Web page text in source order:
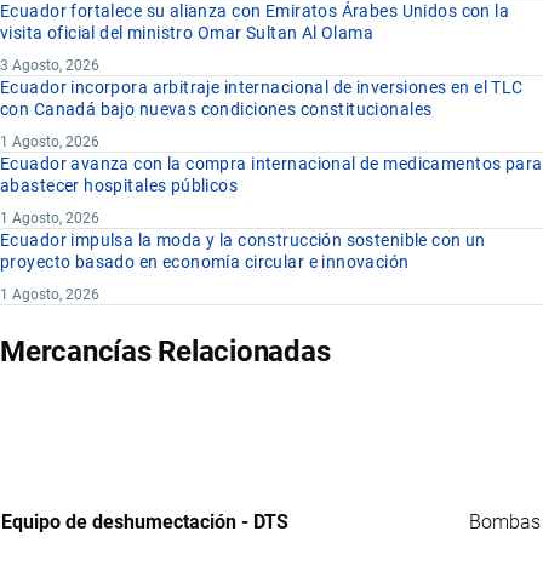
Ecuador fortalece su alianza con Emiratos Árabes Unidos con la
visita oficial del ministro Omar Sultan Al Olama
3 Agosto, 2026
Ecuador incorpora arbitraje internacional de inversiones en el TLC
con Canadá bajo nuevas condiciones constitucionales
1 Agosto, 2026
Ecuador avanza con la compra internacional de medicamentos para
abastecer hospitales públicos
1 Agosto, 2026
Ecuador impulsa la moda y la construcción sostenible con un
proyecto basado en economía circular e innovación
1 Agosto, 2026
Mercancías Relacionadas
Equipo de deshumectación - DTS